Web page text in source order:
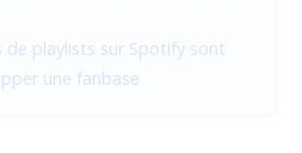
de playlists sur Spotify sont
une fanbase